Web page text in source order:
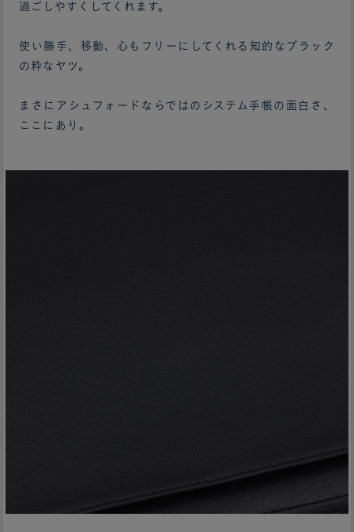
過ごしやすくしてくれます。
使い勝手、移動、心もフリーにしてくれる知的なブラック
の粋なヤツ。
まさにアシュフォードならではのシステム手帳の面白さ、
ここにあり。